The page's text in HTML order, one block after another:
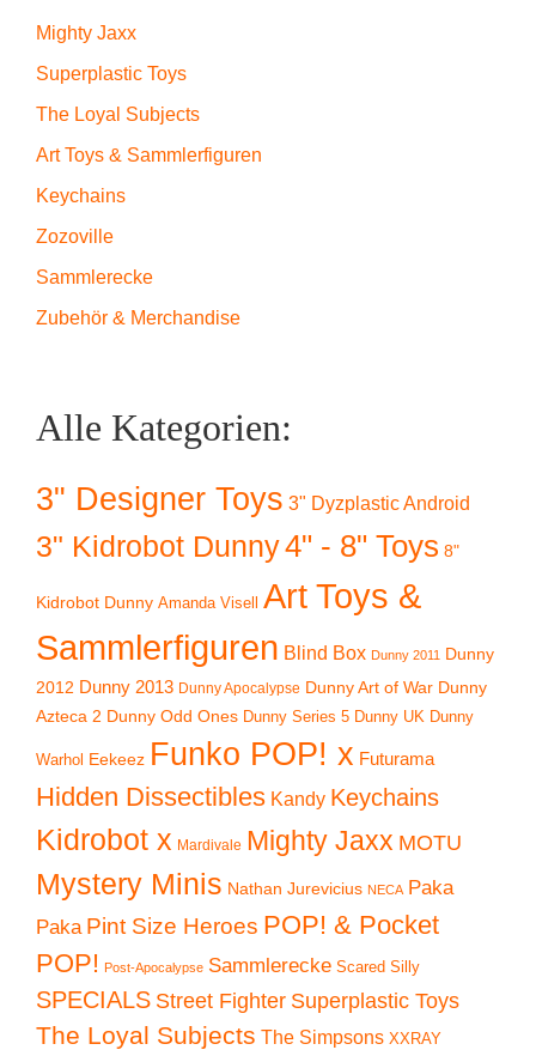
Mighty Jaxx
Superplastic Toys
The Loyal Subjects
Art Toys & Sammlerfiguren
Keychains
Zozoville
Sammlerecke
Zubehör & Merchandise
Alle Kategorien:
3" Designer Toys 3" Dyzplastic Android
3" Kidrobot Dunny4" - 8" Toys 8"
Kidrobot Dunny Amanda Visell Art Toys &
Sammlerfiguren Blind Box Dunny 2011 Dunny
2012 Dunny 2013 Dunny Apocalypse Dunny Art of War Dunny
Azteca 2 Dunny Odd Ones Dunny Series 5 Dunny UK Dunny
Warhol Eekeez Funko POP! x Futurama
Hidden Dissectibles Kandy Keychains
Kidrobot x Mardivale Mighty Jaxx MOTU
Mystery Minis Nathan Jurevicius NECA Paka
Paka Pint Size Heroes POP! & Pocket
POP! Post-Apocalypse Sammlerecke Scared Silly
SPECIALS Street Fighter Superplastic Toys
The Loyal Subjects The Simpsons XXRAY